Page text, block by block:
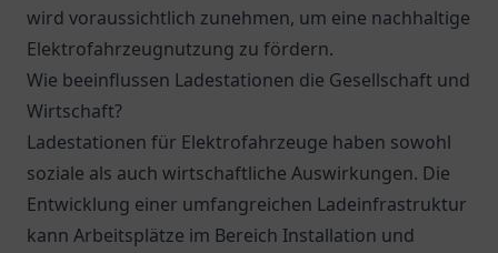
wird voraussichtlich zunehmen, um eine nachhaltige
Elektrofahrzeugnutzung zu fördern.
Wie beeinflussen Ladestationen die Gesellschaft und
Wirtschaft?
Ladestationen für Elektrofahrzeuge haben sowohl
soziale als auch wirtschaftliche Auswirkungen. Die
Entwicklung einer umfangreichen Ladeinfrastruktur
kann Arbeitsplätze im Bereich Installation und